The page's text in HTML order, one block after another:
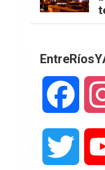
a